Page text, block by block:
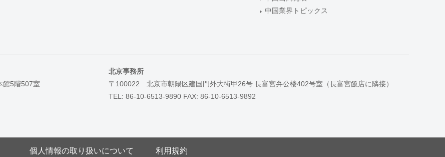
中国業界トピックス
5階507室
北京事務所
〒100022 北京市朝陽区建国門外大街甲26号 長富宮弁公楼402号室（長富宮飯店に隣接）
TEL: 86-10-6513-9890 FAX: 86-10-6513-9892
個人情報の取り扱いについて 利用規約